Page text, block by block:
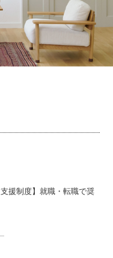
援制度】就職・転職で奨